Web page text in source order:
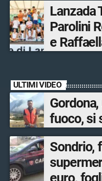
Tutela
Lanzada
Parolini
e
ULTIMI VIDEO
fuoco, si
Sondrio,